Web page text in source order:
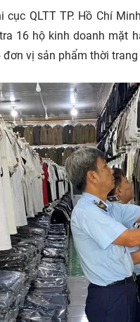
cục QLTT TP. Hồ Chí
16 hộ kinh doanh mặt
vị sản phẩm thời trang